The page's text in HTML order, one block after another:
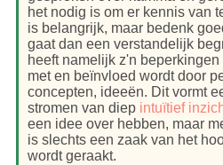
het nodig is om er kennis van
is belangrijk, maar bedenk
gaat dan een verstandelijk
heeft namelijk z'n
met en beïnvloed wordt door
concepten, ideeën. Dit vormt
stromen van diep intuïtief
een idee over hebben, maar
is slechts een zaak van het
wordt geraakt.